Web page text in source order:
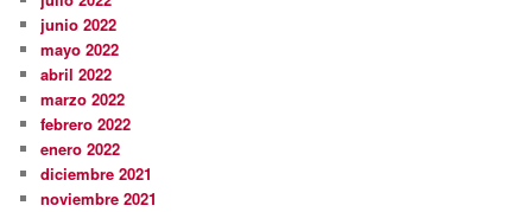
junio 2022
mayo 2022
abril 2022
marzo 2022
febrero 2022
enero 2022
diciembre 2021
noviembre 2021